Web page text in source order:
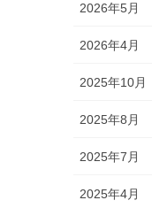
2026年5月
2026年4月
2025年10月
2025年8月
2025年7月
2025年4月